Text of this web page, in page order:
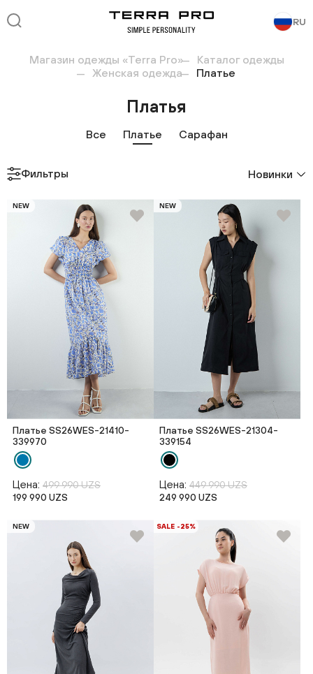
RU
Магазин одежды «Terra Pro»
Каталог одежды
Женская одежда
Платье
Платья
Все Платье Сарафан
Фильтры Новинки
NEW
Платье SS26WES-21410-
339970
Цена: 499 990 UZS
199 990 UZS
NEW
Платье SS26WES-21304-
339154
Цена: 449 990 UZS
249 990 UZS
NEW SALE -25%